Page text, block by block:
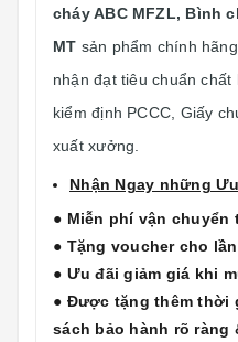
cháy ABC MFZL, Bình
MT sản phẩm chính
nhận đạt tiêu chuẩn
kiểm định PCCC, Giấy
xuất xưởng.
Nhận Ngay những
● Miễn phí vận chuyển
● Tặng voucher cho
● Ưu đãi giảm giá khi
● Được tặng thêm thời
sách bảo hành rõ ràng